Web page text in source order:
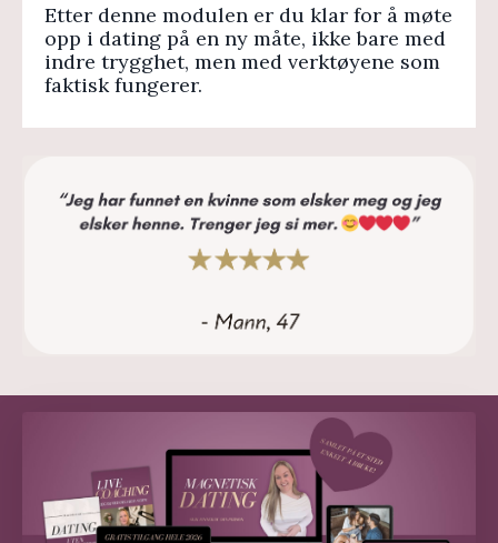
Etter denne modulen er du klar for å møte
opp i dating på en ny måte, ikke bare med
indre trygghet, men med verktøyene som
faktisk fungerer.